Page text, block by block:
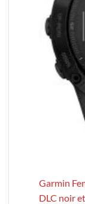
Garmin
DLC noir